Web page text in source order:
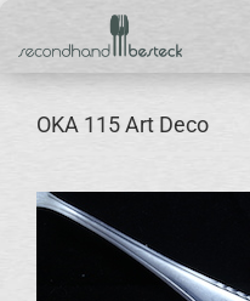
OKA 115 Art Deco